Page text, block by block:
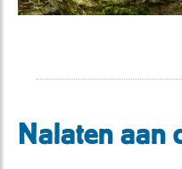
Nalaten aan